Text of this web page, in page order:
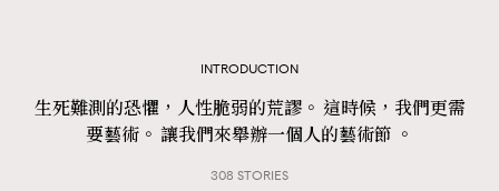
AFrenchMind
DressLikeAParisienne 1
EmpowerF 103
FashionWeek
#FigaroExhibition 群星力撐MF X Leung Mo《See
You In My Dream》展覽
INTRODUCTION
生死難測的恐懼，人性脆弱的荒謬。 這時候，我們更需
要藝術。 讓我們來舉辦一個人的藝術節 。
308 STORIES